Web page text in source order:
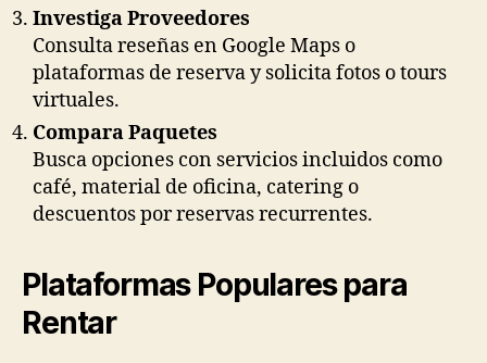
Investiga Proveedores
Consulta reseñas en Google Maps o
plataformas de reserva y solicita fotos o tours
virtuales.
Compara Paquetes
Busca opciones con servicios incluidos como
café, material de oficina, catering o
descuentos por reservas recurrentes.
Plataformas Populares para
Rentar